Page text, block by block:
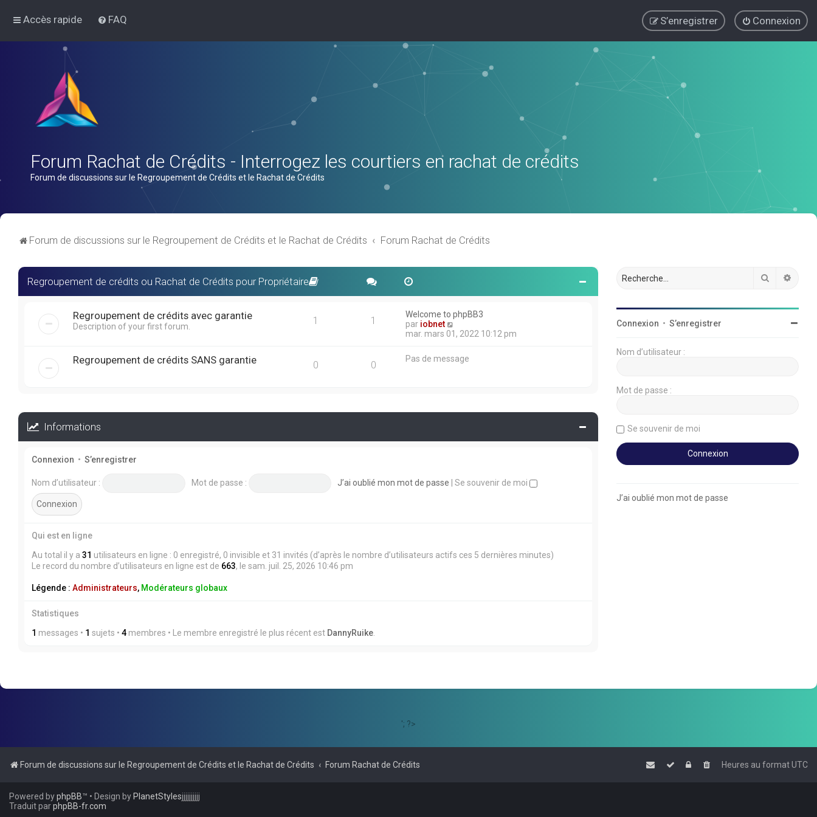
Accès rapide FAQ Connexion
S’enregistrer
Forum Rachat de Crédits - Interrogez les courtiers en rachat de crédits
Forum de discussions sur le Regroupement de Crédits et le Rachat de Crédits
Forum de discussions sur le Regroupement de Crédits et le Rachat de Crédits Forum Rachat de Crédits
Regroupement de crédits ou Rachat de Crédits pour Propriétaire
Regroupement de crédits avec garantie
Description of your first forum. 1 1
Welcome to phpBB3
par iobnet
o
l
n
r
s
a
mar. mars 01, 2022 10:12 pm
Regroupement de crédits SANS garantie 0 0 Pas de message
Informations
Connexion • S’enregistrer
Nom d’utilisateur : Mot de passe : J’ai oublié mon mot de passe Se souvenir de moi
Qui est en ligne
Au total il y a 31 utilisateurs en ligne : 0 enregistré, 0 invisible et 31 invités (d’après le nombre d’utilisateurs actifs ces 5 dernières minutes)
Le record du nombre d’utilisateurs en ligne est de 663, le sam. juil. 25, 2026 10:46 pm
Légende : Administrateurs, Modérateurs globaux
Statistiques
1 messages • 1 sujets • 4 membres • Le membre enregistré le plus récent est DannyRuike
Rechercher
Connexion • S’enregistrer
Nom d’utilisateur :
Mot de passe :
Se souvenir de moi
J’ai oublié mon mot de passe
'; ?>
Forum de discussions sur le Regroupement de Crédits et le Rachat de Crédits Forum Rachat de Crédits Heures au formatUTC
Powered byphpBB™ • Design by PlanetStylesjjjjjjjjjj
Traduit parphpBB-fr.com